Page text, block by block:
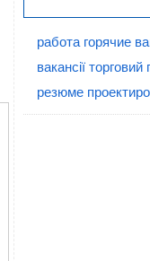
работа горячие
вакансії
резюме